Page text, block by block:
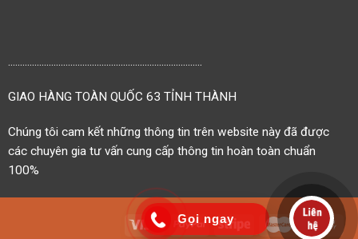
.................................................................................
GIAO HÀNG TOÀN QUỐC 63 TỈNH THÀNH
Chúng tôi cam kết những thông tin trên website này đã được
các chuyên gia tư vấn cung cấp thông tin hoàn toàn chuẩn
100%
Gọi ngay